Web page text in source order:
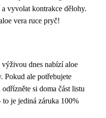
vyvolat kontrakce dělohy.
vera ruce pryč!
dnes nabízí aloe
Pokud ale potřebujete
si doma část listu
je jediná záruka 100%